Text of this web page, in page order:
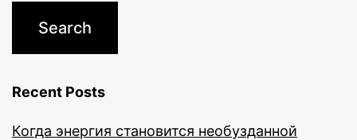
Recent Posts
Когда энергия становится необузданной